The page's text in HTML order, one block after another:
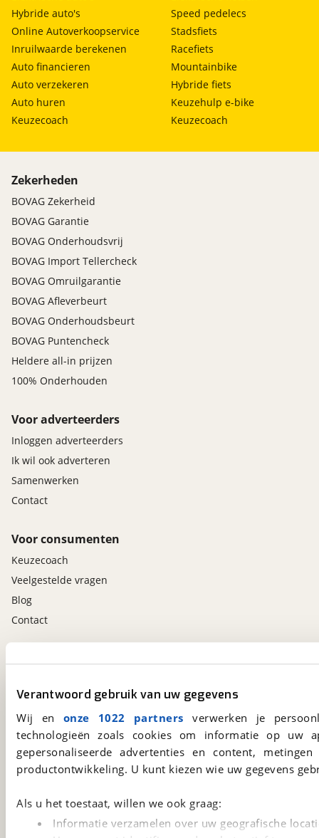
Verantwoord gebruik van uw gegevens
Wij en onze 1022 partners verwerken je
technologieën zoals cookies om informatie op
gepersonaliseerde advertenties en content,
productontwikkeling. U kunt kiezen wie uw gegevens
Als u het toestaat, willen we ook graag:
Informatie verzamelen over uw geografische
Hybride auto's
Online Autoverkoopservice
Inruilwaarde berekenen
Auto financieren
Auto verzekeren
Auto huren
Keuzecoach
Speed pedelecs
Stadsfiets
Racefiets
Mountainbike
Hybride fiets
Keuzehulp e-bike
Keuzecoach
Zekerheden
BOVAG Zekerheid
BOVAG Garantie
BOVAG Onderhoudsvrij
BOVAG Import Tellercheck
BOVAG Omruilgarantie
BOVAG Afleverbeurt
BOVAG Onderhoudsbeurt
BOVAG Puntencheck
Heldere all-in prijzen
100% Onderhouden
Voor adverteerders
Inloggen adverteerders
Ik wil ook adverteren
Samenwerken
Contact
Voor consumenten
Keuzecoach
Veelgestelde vragen
Blog
Contact
viaBOVAG.nl
Kosterijland 15
Een initiatief van
viaBOVAG.nl app
Download 'm nu.